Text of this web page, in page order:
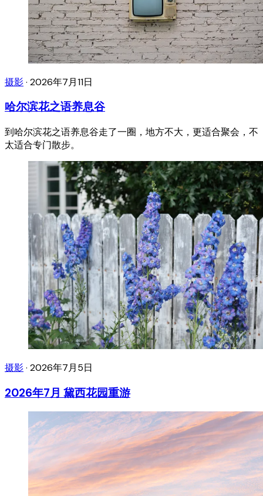
摄影· 2026年7月11日
哈尔滨花之语养息谷
到哈尔滨花之语养息谷走了一圈，地方不大，更适合聚会，不
太适合专门散步。
摄影· 2026年7月5日
2026年7月 黛西花园重游